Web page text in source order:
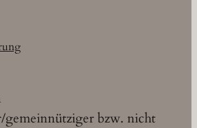
gemeinnütziger bzw. nicht